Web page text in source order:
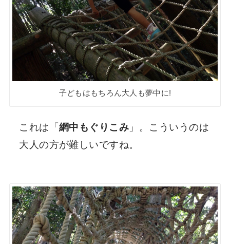
子どもはもちろん大人も夢中に!
これは「 網中もぐりこみ 」。こういうのは
大人の方が難しいですね。